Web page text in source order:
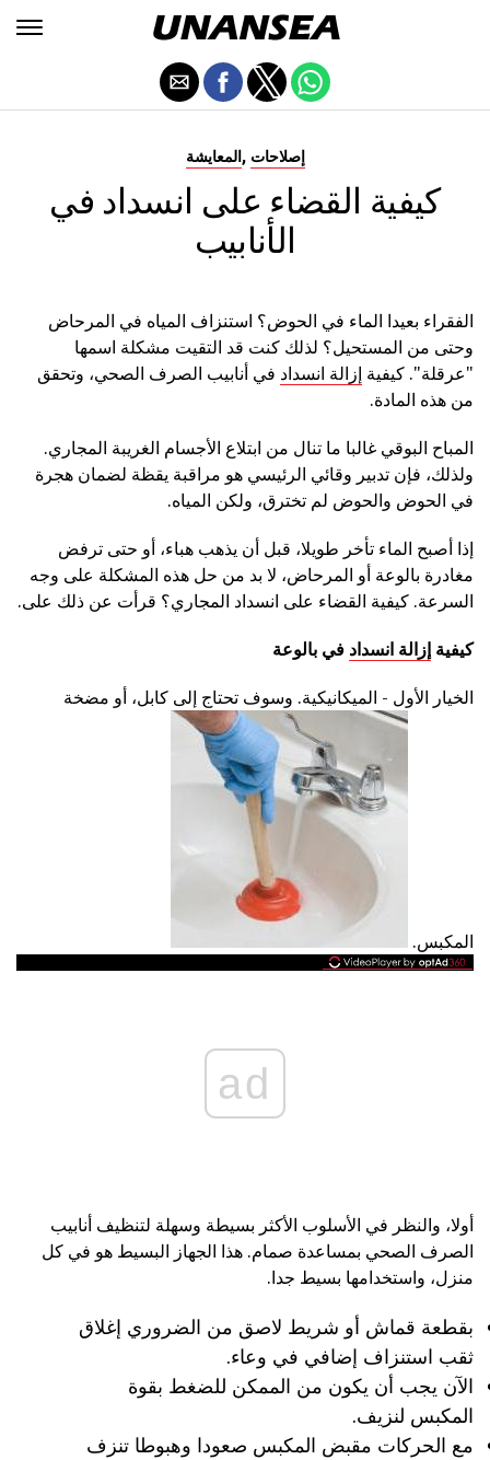
المعايشة , إصلاحات
كيفية القضاء على انسداد في
الأنابيب
الفقراء بعيدا الماء في الحوض؟ استنزاف المياه في المرحاض
وحتى من المستحيل؟ لذلك كنت قد التقيت مشكلة اسمها
"عرقلة". كيفية إزالة انسداد في أنابيب الصرف الصحي، وتحقق
من هذه المادة.
المباح البوقي غالبا ما تنال من ابتلاع الأجسام الغريبة المجاري.
ولذلك، فإن تدبير وقائي الرئيسي هو مراقبة يقظة لضمان هجرة
في الحوض والحوض لم تخترق، ولكن المياه.
إذا أصبح الماء تأخر طويلا، قبل أن يذهب هباء، أو حتى ترفض
مغادرة بالوعة أو المرحاض، لا بد من حل هذه المشكلة على وجه
السرعة. كيفية القضاء على انسداد المجاري؟ قرأت عن ذلك على.
كيفية إزالة انسداد في بالوعة
الخيار الأول - الميكانيكية. وسوف تحتاج إلى كابل، أو مضخة
المكبس.
ad
أولا، والنظر في الأسلوب الأكثر بسيطة وسهلة لتنظيف أنابيب
الصرف الصحي بمساعدة صمام. هذا الجهاز البسيط هو في كل
منزل، واستخدامها بسيط جدا.
بقطعة قماش أو شريط لاصق من الضروري إغلاق
ثقب استنزاف إضافي في وعاء.
الآن يجب أن يكون من الممكن للضغط بقوة
المكبس لنزيف.
مع الحركات مقبض المكبس صعودا وهبوطا تنزف